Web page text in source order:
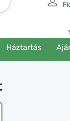
Háztartás